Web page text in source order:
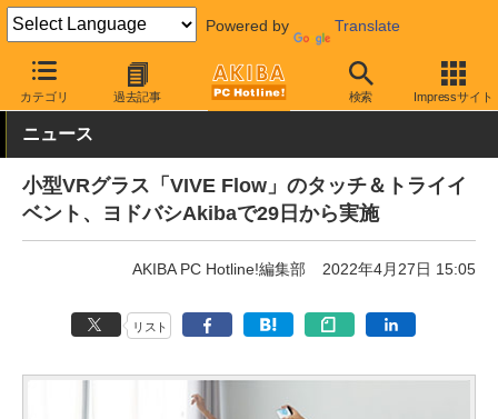
Powered by Translate
カテゴリ 過去記事 検索 Impressサイト
AKIBA PC Hotline! 秋葉原情報 キャンペーン情報 割引・プレ
ニュース
小型VRグラス「VIVE Flow」のタッチ＆トライイ
ベント、ヨドバシAkibaで29日から実施
AKIBA PC Hotline!編集部 2022年4月27日 15:05
リスト